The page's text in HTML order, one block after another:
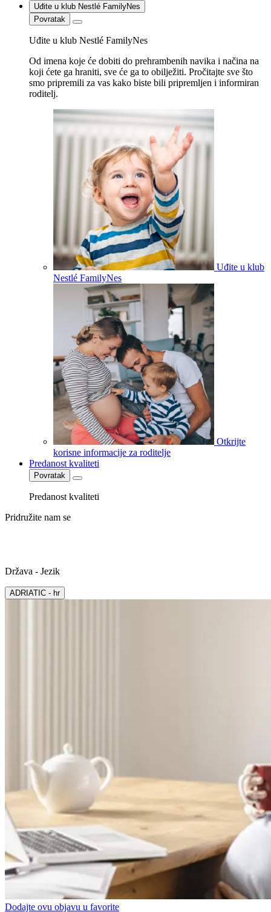
Uđite u klub Nestlé FamilyNes
Povratak
Uđite u klub Nestlé FamilyNes
Od imena koje će dobiti do prehrambenih navika i načina na
koji ćete ga hraniti, sve će ga to obilježiti. Pročitajte sve što
smo pripremili za vas kako biste bili pripremljen i informiran
roditelj.
Uđite u klub
Nestlé FamilyNes
Otkrijte
korisne informacije za roditelje
Predanost kvaliteti
Povratak
Predanost kvaliteti
Pridružite nam se
Država - Jezik
ADRIATIC - hr
Dodajte ovu objavu u favorite